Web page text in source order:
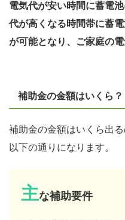
電気代が安い時間に蓄電
代が高くなる時間帯に蓄
が可能となり、ご家庭の
補助金の金額はいくら？
補助金の金額はいくら出
以下の通りになります。
主な補助要件